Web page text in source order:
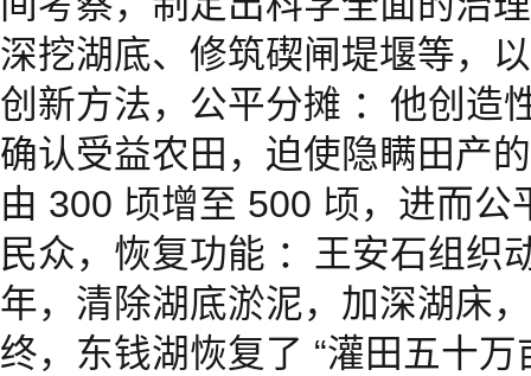
深挖湖底、修筑碶闸堤堰等，
创新方法，公平分摊 ：他创造
确认受益农田，迫使隐瞒田产
由 300 顷增至 500 顷，进而公
民众，恢复功能 ：王安石组织
年，清除湖底淤泥，加深湖床
终，东钱湖恢复了 “灌田五十